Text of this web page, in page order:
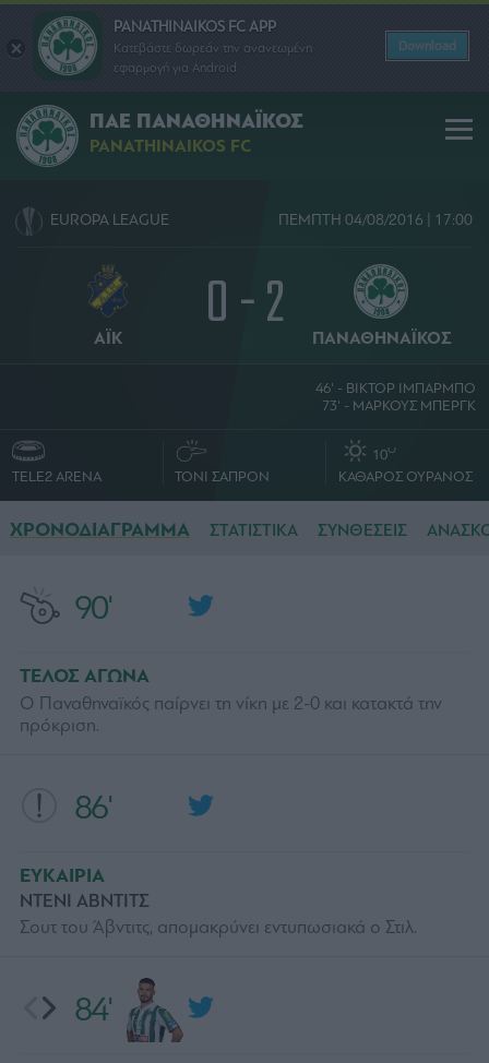
PANATHINAIKOS FC APP
Κατεβάστε δωρεάν την ανανεωμένη
εφαρμογή για Android
Download
ΠΑΕ ΠΑΝΑΘΗΝΑΪΚΟΣ
PANATHINAIKOS FC
EUROPA LEAGUE ΠΕΜΠΤΗ 04/08/2016 | 17:00
ΑΪΚ 0 - 2 ΠΑΝΑΘΗΝΑΪΚΟΣ
46' - ΒΙΚΤΟΡ ΙΜΠΑΡΜΠΟ
73' - ΜΑΡΚΟΥΣ ΜΠΕΡΓΚ
TELE2 ARENA ΤΟΝΙ ΣΑΠΡΟΝ
10O
ΚΑΘΑΡΟΣ ΟΥΡΑΝΟΣ
ΧΡΟΝΟΔΙΑΓΡΑΜΜΑ ΣΤΑΤΙΣΤΙΚΑ ΣΥΝΘΕΣΕΙΣ
84'
86'
ΕΥΚΑΙΡΙΑ
ΝΤΕΝΙ ΑΒΝΤΙΤΣ
Σουτ του Άβντιτς, απομακρύνει εντυπωσιακά ο Στιλ.
90'
ΤΕΛΟΣ ΑΓΩΝΑ
Ο Παναθηναϊκός παίρνει τη νίκη με 2-0 και κατακτά την
πρόκριση.